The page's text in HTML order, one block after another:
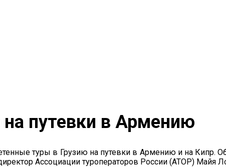
путевки в Армению
туры в Грузию на путевки в Армению и на Кипр.
Ассоциации туроператоров России (АТОР) Майя